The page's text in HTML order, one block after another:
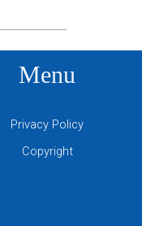
Menu
Privacy Policy
Copyright